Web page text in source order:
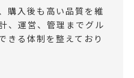
購入後も高い品質を維
、運営、管理までグル
きる体制を整えており